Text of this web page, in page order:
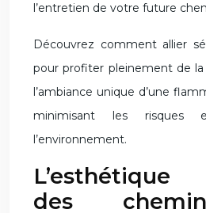
l’entretien de votre future
Découvrez comment allier
pour profiter pleinement de
l’ambiance unique d’une
minimisant les risques
l’environnement.
des